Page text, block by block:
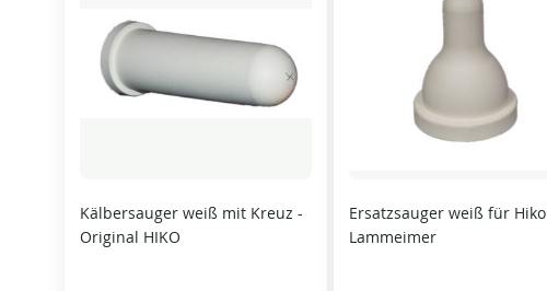
Kälbersauger weiß mit Kreuz -
Original HIKO
Ersatzsauger weiß für Hiko
Lammeimer